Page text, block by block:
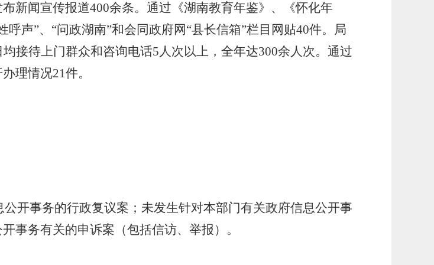
新闻宣传报道400余条。通过《湖南教育年鉴》、《怀化年
呼声”、“问政湖南”和会同政府网“县长信箱”栏目网贴40件。局
均接待上门群众和咨询电话5人次以上，全年达300余人次。通过
理情况21件。
开事务的行政复议案；未发生针对本部门有关政府信息公开事
事务有关的申诉案（包括信访、举报）。